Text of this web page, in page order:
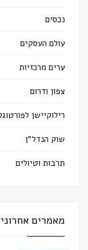
נכסים
עולם העסקים
ערים מרכזיות
צפון ודרום
רילוקיישן
שוק הנדל״ן
תרבות וטיולים
מאמרים